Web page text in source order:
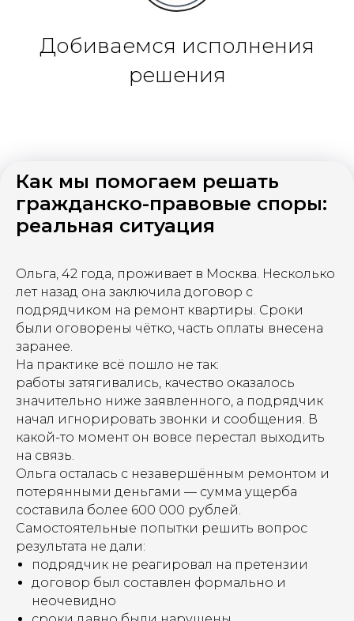
Добиваемся исполнения
решения
Как мы помогаем решать
гражданско-правовые споры:
реальная ситуация
Ольга, 42 года, проживает в Москва. Несколько
лет назад она заключила договор с
подрядчиком на ремонт квартиры. Сроки
были оговорены чётко, часть оплаты внесена
заранее.
На практике всё пошло не так:
работы затягивались, качество оказалось
значительно ниже заявленного, а подрядчик
начал игнорировать звонки и сообщения. В
какой-то момент он вовсе перестал выходить
на связь.
Ольга осталась с незавершённым ремонтом и
потерянными деньгами — сумма ущерба
составила более 600 000 рублей.
Самостоятельные попытки решить вопрос
результата не дали:
подрядчик не реагировал на претензии
договор был составлен формально и
неочевидно